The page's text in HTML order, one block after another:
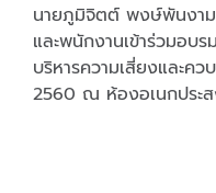
นายภูมิจิตต์ พงษ์พันงาม
และพนักงานเข้าร่วมอบร
บริหารความเสี่ยงและค
2560 ณ ห้องอเนกประส